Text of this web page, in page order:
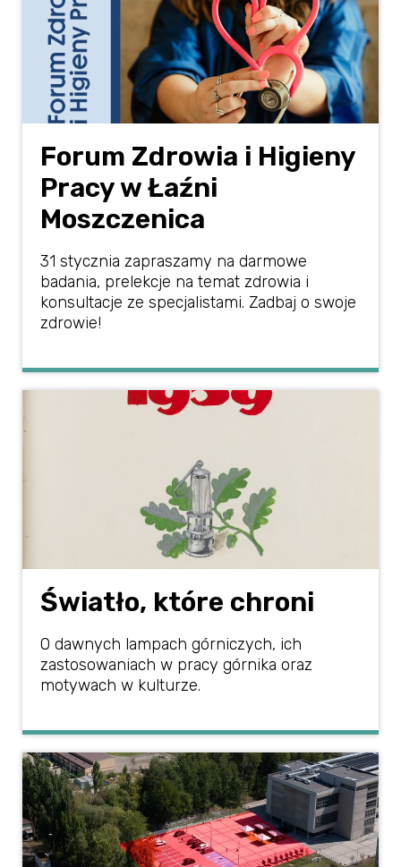
Forum Zdrowia i Higieny
Pracy w Łaźni
Moszczenica
31 stycznia zapraszamy na darmowe
badania, prelekcje na temat zdrowia i
konsultacje ze specjalistami. Zadbaj o swoje
zdrowie!
Światło, które chroni
O dawnych lampach górniczych, ich
zastosowaniach w pracy górnika oraz
motywach w kulturze.